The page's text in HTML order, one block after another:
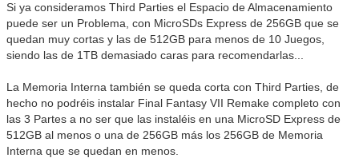
Si ya consideramos Third Parties el Espacio de Almacenamiento
puede ser un Problema, con MicroSDs Express de 256GB que se
quedan muy cortas y las de 512GB para menos de 10 Juegos,
siendo las de 1TB demasiado caras para recomendarlas...
La Memoria Interna también se queda corta con Third Parties, de
hecho no podréis instalar Final Fantasy VII Remake completo con
las 3 Partes a no ser que las instaléis en una MicroSD Express de
512GB al menos o una de 256GB más los 256GB de Memoria
Interna que se quedan en menos.